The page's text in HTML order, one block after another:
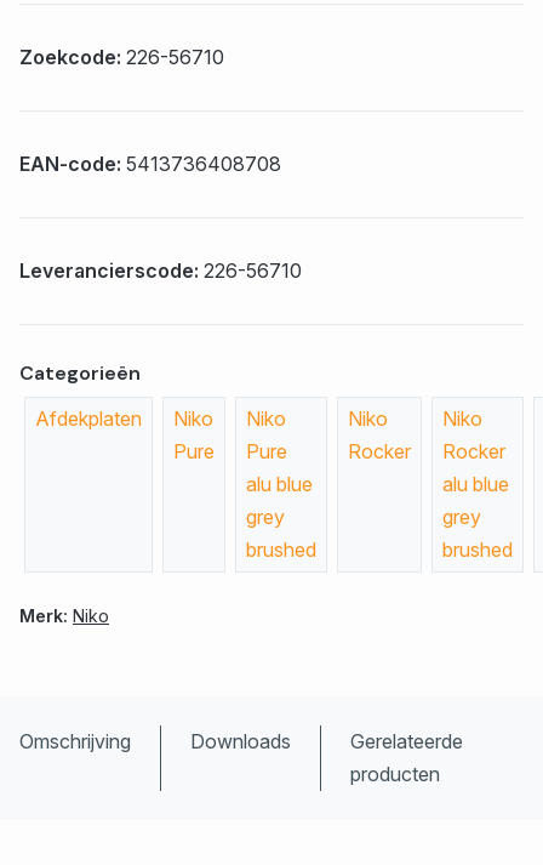
Zoekcode: 226-56710
EAN-code: 5413736408708
Leverancierscode: 226-56710
Categorieën
Afdekplaten
Niko
Pure
Niko
Pure
alu blue
grey
brushed
Niko
Rocker
Niko
Rocker
alu blue
grey
brushed
Merk: Niko
Omschrijving Downloads
Gerelateerde
producten